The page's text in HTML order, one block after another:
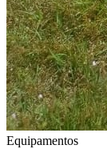
Equipamentos